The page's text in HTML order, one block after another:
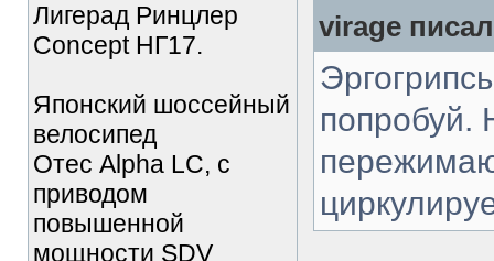
Лигерад Ринцлер
Concept НГ17.
Японский шоссейный
велосипед
Отес Alpha LC, с
приводом
повышенной
мощности SDV
virage
попробуй.